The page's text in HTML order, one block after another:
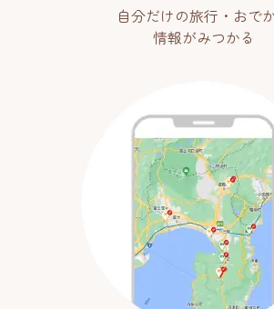
自分だけの旅行・おで
情報がみつかる